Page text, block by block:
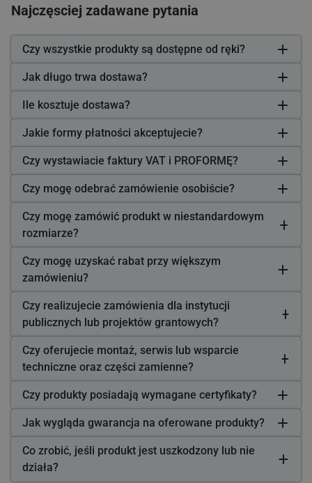
Najczęsciej zadawane pytania
Czy wszystkie produkty są dostępne od ręki?
Jak długo trwa dostawa?
Ile kosztuje dostawa?
Jakie formy płatności akceptujecie?
Czy wystawiacie faktury VAT i PROFORMĘ?
Czy mogę odebrać zamówienie osobiście?
Czy mogę zamówić produkt w niestandardowym
rozmiarze?
Czy mogę uzyskać rabat przy większym
zamówieniu?
Czy realizujecie zamówienia dla instytucji
publicznych lub projektów grantowych?
Czy oferujecie montaż, serwis lub wsparcie
techniczne oraz części zamienne?
Czy produkty posiadają wymagane certyfikaty?
Jak wygląda gwarancja na oferowane produkty?
Co zrobić, jeśli produkt jest uszkodzony lub nie
działa?